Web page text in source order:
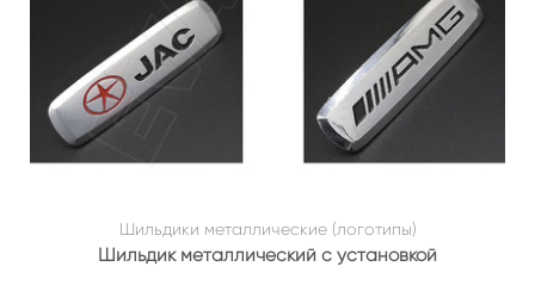
Шильдики металлические (логотипы)
Шильдик металлический с установкой